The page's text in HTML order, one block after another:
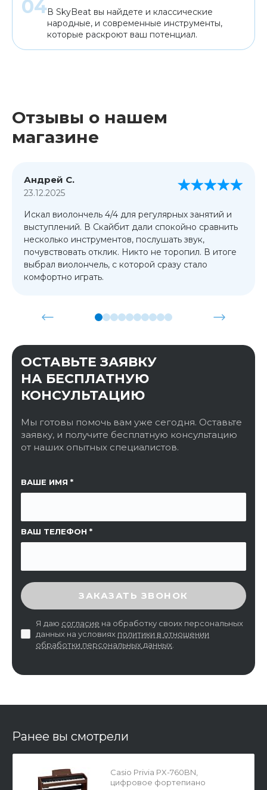
В SkyBeat вы найдете и классические
народные, и современные инструменты,
которые раскроют ваш потенциал.
Отзывы о нашем
магазине
Андрей С.
23.12.2025
Искал виолончель 4/4 для регулярных занятий и
выступлений. В Скайбит дали спокойно сравнить
несколько инструментов, послушать звук,
почувствовать отклик. Никто не торопил. В итоге
выбрал виолончель, с которой сразу стало
комфортно играть.
ОСТАВЬТЕ ЗАЯВКУ
НА БЕСПЛАТНУЮ
КОНСУЛЬТАЦИЮ
Мы готовы помочь вам уже сегодня. Оставьте
заявку, и получите бесплатную консультацию
от наших опытных специалистов.
ВАШЕ ИМЯ
ВАШ ТЕЛЕФОН
ССЫЛКА НА СТРАНИЦУ
ВВЕДИТЕ ПРОВЕРОЧНЫЙ КОД
ЗАКАЗАТЬ ЗВОНОК
Я даю согласие на обработку своих персональных
данных на условиях политики в отношении
обработки персональных данных
Ранее вы смотрели
Casio Privia PX-760BN,
цифровое фортепиано